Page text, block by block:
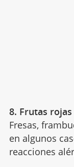
8. Frutas rojas
Fresas,
en algunos
reacciones